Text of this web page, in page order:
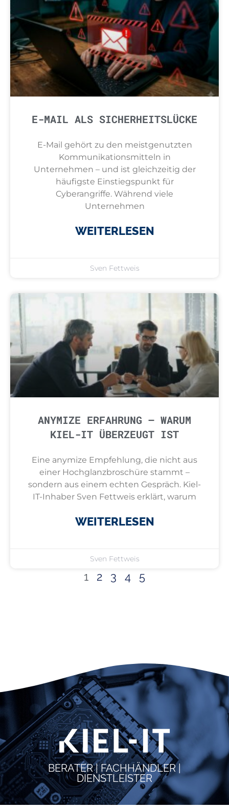
E-MAIL ALS SICHERHEITSLÜCKE
E-Mail gehört zu den meistgenutzten
Kommunikationsmitteln in
Unternehmen – und ist gleichzeitig der
häufigste Einstiegspunkt für
Cyberangriffe. Während viele
Unternehmen
WEITERLESEN
Sven Fettweis
ANYMIZE ERFAHRUNG – WARUM
KIEL-IT ÜBERZEUGT IST
Eine anymize Empfehlung, die nicht aus
einer Hochglanzbroschüre stammt –
sondern aus einem echten Gespräch. Kiel-
IT-Inhaber Sven Fettweis erklärt, warum
WEITERLESEN
Sven Fettweis
1 2 3 4 5
BERATER | FACHHÄNDLER |
DIENSTLEISTER